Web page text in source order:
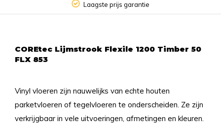
Laagste prijs garantie
COREtec Lijmstrook Flexile 1200 Timber 50
FLX 853
Vinyl vloeren zijn nauwelijks van echte houten
parketvloeren of tegelvloeren te onderscheiden. Ze zijn
verkrijgbaar in vele uitvoeringen, afmetingen en kleuren.